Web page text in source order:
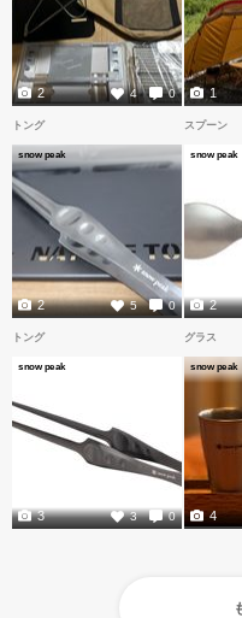
4 0
2 1
トング
snow peak
5 0
2
スプーン
snow peak
2
トング
snow peak
3 0
3
グラス
snow peak
4